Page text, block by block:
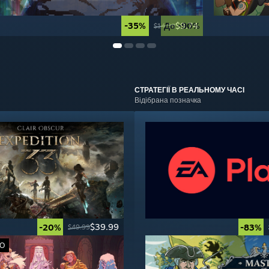
-35% $14.99$9.74
До -90%
-20% $49.99$39.99
СТРАТЕГІЇ В РЕАЛЬНОМУ ЧАСІ
Відібрана позначка
-83%